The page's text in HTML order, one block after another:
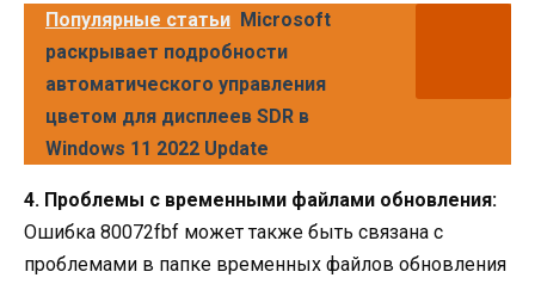
Популярные статьи Microsoft
раскрывает подробности
автоматического управления
цветом для дисплеев SDR в
Windows 11 2022 Update
4. Проблемы с временными файлами обновления:
Ошибка 80072fbf может также быть связана с
проблемами в папке временных файлов обновления